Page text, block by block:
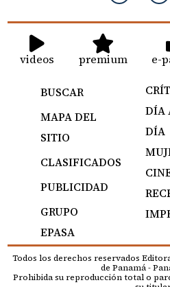
videos premium e-
BUSCAR
MAPA DEL
SITIO
CLASIFICADOS
PUBLICIDAD
GRUPO
EPASA
DÍA
DÍA
Todos los derechos reservados
de Panamá -
Prohibida su reproducción total o